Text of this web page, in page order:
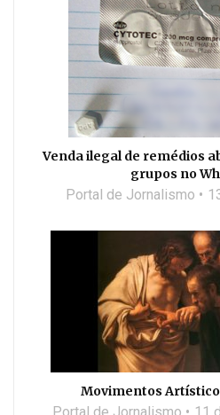
Venda ilegal de remédios
grupos no
Portal de Jornalismo
Movimentos